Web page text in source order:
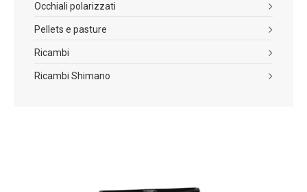
Occhiali polarizzati
Pellets e pasture
Ricambi
Ricambi Shimano